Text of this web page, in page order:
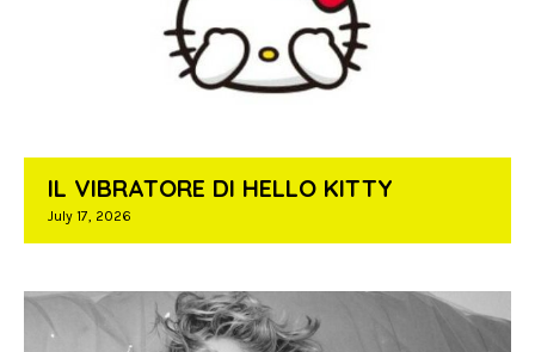
IL VIBRATORE DI HELLO KITTY
July 17, 2026